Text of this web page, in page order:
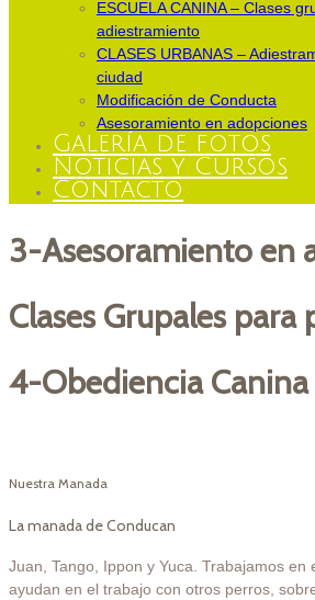
ESCUELA CANINA – Clases
adiestramiento
CLASES URBANAS –
ciudad
Modificación de Conducta
Asesoramiento en adopciones
Galería de fotos
Noticias y Cursos
Contacto
3-Asesoramiento en
Clases Grupales para
4-Obediencia Canina
Nuestra Manada
La manada de Conducan
Juan, Tango, Ippon y Yuca. Trabajamos en
ayudan en el trabajo con otros perros,